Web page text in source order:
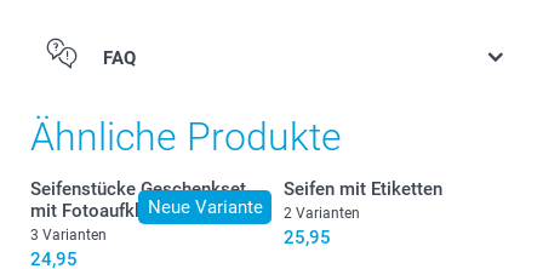
FAQ
Ähnliche Produkte
Neue Variante
Seifenstücke Geschenkset
mit Fotoaufklebern
3 Varianten
24,95
Seifen mit Etiketten
2 Varianten
25,95